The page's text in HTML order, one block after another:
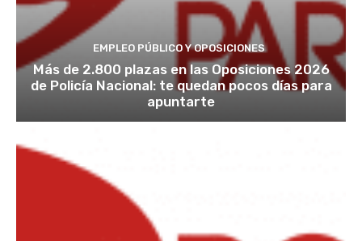
EMPLEO PÚBLICO Y OPOSICIONES
Más de 2.800 plazas en las Oposiciones 2026
de Policía Nacional: te quedan pocos días para
apuntarte